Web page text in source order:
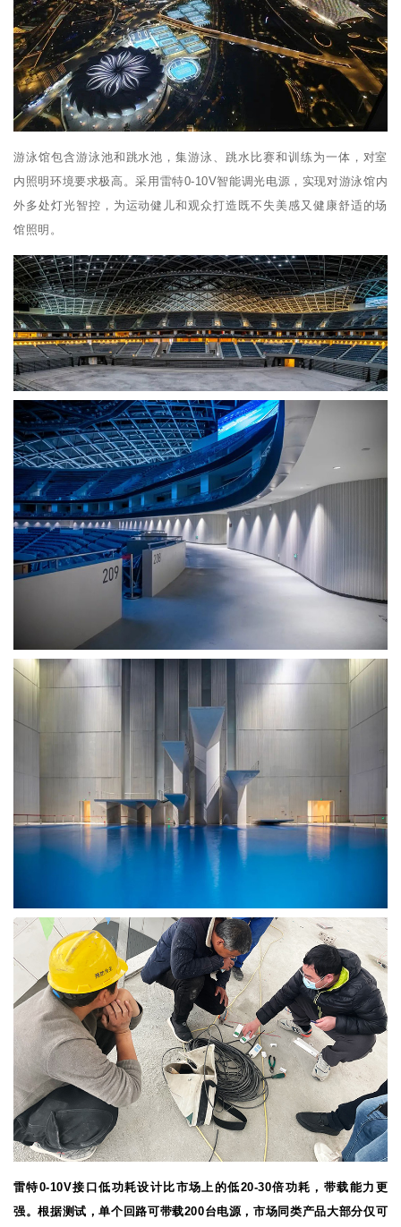
游泳馆包含游泳池和跳水池，集游泳、跳水比赛和训练为一体，对室
内照明环境要求极高。采用雷特0-10V智能调光电源，实现对游泳馆内
外多处灯光智控，为运动健儿和观众打造既不失美感又健康舒适的场
馆照明。
雷特0-10V接口低功耗设计比市场上的低20-30倍功耗，带载能力更
强。根据测试，单个回路可带载200台电源，市场同类产品大部分仅可